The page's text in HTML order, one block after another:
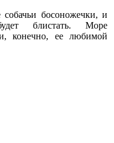
босоножечки, и
блистать. Море
конечно, ее любимой